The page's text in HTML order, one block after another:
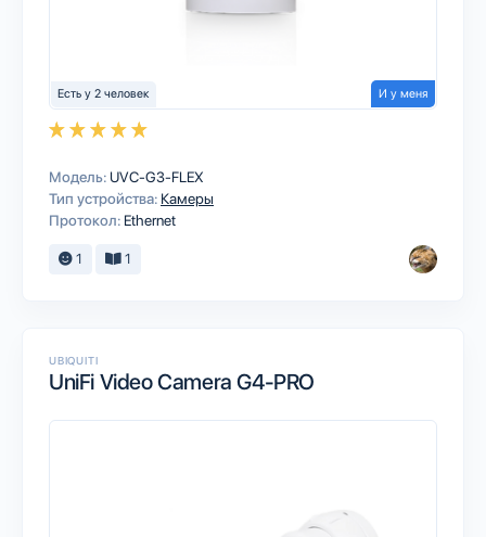
Есть у 2 человек И у меня
Модель: UVC-G3-FLEX
Тип устройства: Камеры
Протокол: Ethernet
1 1
UBIQUITI
UniFi Video Camera G4-PRO